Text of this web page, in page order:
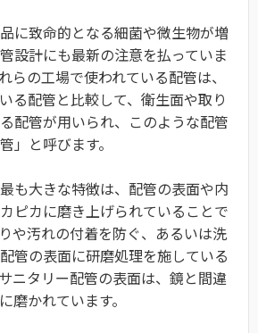
に致命的となる細菌や微生物が増
設計にも最新の注意を払っていま
らの工場で使われている配管は、
る配管と比較して、衛生面や取り
配管が用いられ、このような配管
」と呼びます。
も大きな特徴は、配管の表面や内
ピカに磨き上げられていることで
や汚れの付着を防ぐ、あるいは洗
管の表面に研磨処理を施している
ニタリー配管の表面は、鏡と間違
磨かれています。